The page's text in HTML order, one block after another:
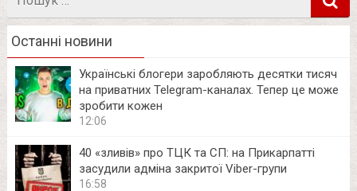
Останні новини
Українські блогери заробляють десятки тисяч
на приватних Telegram-каналах. Тепер це може
зробити кожен
12:06
40 «зливів» про ТЦК та СП: на Прикарпатті
засудили адміна закритої Viber-групи
16:58